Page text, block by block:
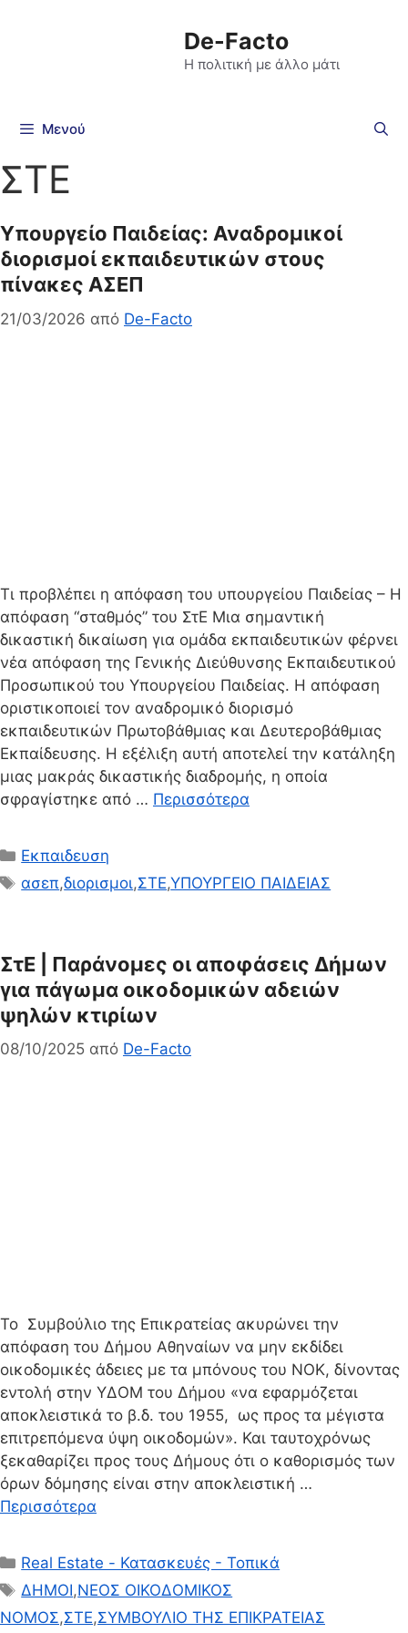
De-Facto
Η πολιτική με άλλο μάτι
Μενού
ΣΤΕ
Υπουργείο Παιδείας: Αναδρομικοί
διορισμοί εκπαιδευτικών στους
πίνακες ΑΣΕΠ
21/03/2026 από De-Facto
Τι προβλέπει η απόφαση του υπουργείου Παιδείας – Η
απόφαση “σταθμός” του ΣτΕ Μια σημαντική
δικαστική δικαίωση για ομάδα εκπαιδευτικών φέρνει
νέα απόφαση της Γενικής Διεύθυνσης Εκπαιδευτικού
Προσωπικού του Υπουργείου Παιδείας. Η απόφαση
οριστικοποιεί τον αναδρομικό διορισμό
εκπαιδευτικών Πρωτοβάθμιας και Δευτεροβάθμιας
Εκπαίδευσης. Η εξέλιξη αυτή αποτελεί την κατάληξη
μιας μακράς δικαστικής διαδρομής, η οποία
σφραγίστηκε από … Περισσότερα
Κατηγορίες
Εκπαιδευση
Ετικέτες
ασεπ,διορισμοι,ΣΤΕ,ΥΠΟΥΡΓΕΙΟ ΠΑΙΔΕΙΑΣ
ΣτΕ | Παράνομες οι αποφάσεις Δήμων
για πάγωμα οικοδομικών αδειών
ψηλών κτιρίων
08/10/2025 από De-Facto
Το Συμβούλιο της Επικρατείας ακυρώνει την
απόφαση του Δήμου Αθηναίων να μην εκδίδει
οικοδομικές άδειες με τα μπόνους του ΝΟΚ, δίνοντας
εντολή στην ΥΔΟΜ του Δήμου «να εφαρμόζεται
αποκλειστικά το β.δ. του 1955, ως προς τα μέγιστα
επιτρεπόμενα ύψη οικοδομών». Και ταυτοχρόνως
ξεκαθαρίζει προς τους Δήμους ότι ο καθορισμός των
όρων δόμησης είναι στην αποκλειστική …
Περισσότερα
Κατηγορίες
Real Estate - Κατασκευές - Τοπικά
Ετικέτες
ΔΗΜΟΙ,ΝΕΟΣ ΟΙΚΟΔΟΜΙΚΟΣ
ΝΟΜΟΣ,ΣΤΕ,ΣΥΜΒΟΥΛΙΟ ΤΗΣ ΕΠΙΚΡΑΤΕΙΑΣ